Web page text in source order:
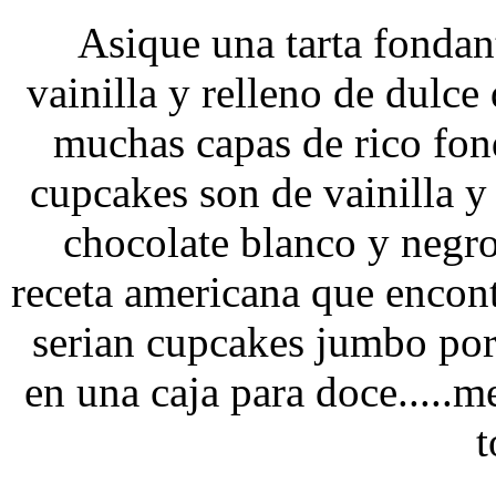
Asique una tarta
vainilla y relleno de dulce
muchas capas de rico
cupcakes son de vainilla
chocolate blanco y
receta americana que
serian cupcakes jumbo
en una caja para